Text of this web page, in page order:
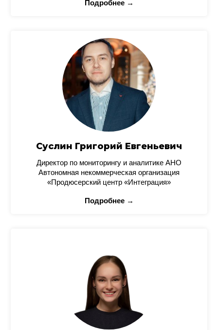
Подробнее →
Суслин Григорий Евгеньевич
Директор по мониторингу и аналитике АНО
Автономная некоммерческая организация
«Продюсерский центр «Интеграция»
Подробнее →